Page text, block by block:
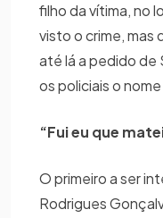
filho da vítima, no
visto o crime, mas
até lá a pedido de
os policiais o
“Fui eu que
O primeiro a ser
Rodrigues